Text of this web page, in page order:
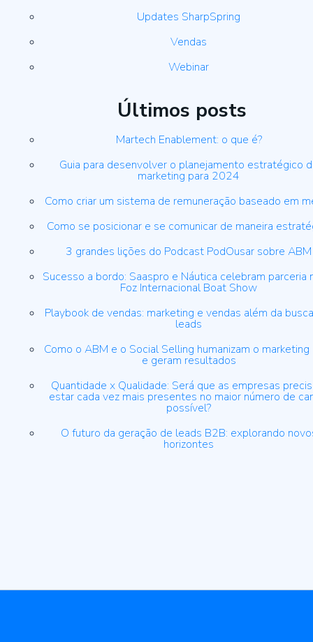
Updates SharpSpring
Vendas
Webinar
Últimos posts
Martech Enablement: o que é?
Guia para desenvolver o planejamento estratégico
marketing para 2024
Como criar um sistema de remuneração baseado em
Como se posicionar e se comunicar de maneira
3 grandes lições do Podcast PodOusar sobre ABM
Sucesso a bordo: Saaspro e Náutica celebram parceria
Foz Internacional Boat Show
Playbook de vendas: marketing e vendas além da
leads
Como o ABM e o Social Selling humanizam o
e geram resultados
Quantidade x Qualidade: Será que as empresas
estar cada vez mais presentes no maior número de
possível?
O futuro da geração de leads B2B: explorando
horizontes